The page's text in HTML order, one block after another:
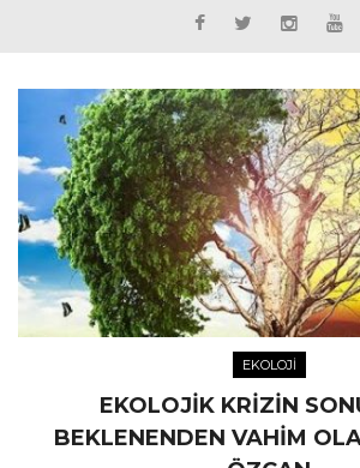
EKOLOJI
EKOLOJIK KRIZIN
BEKLENENDEN VAHIM